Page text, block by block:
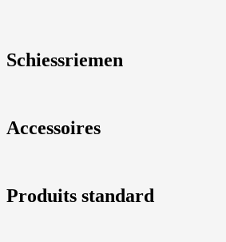
Schiessriemen
Accessoires
Produits standard